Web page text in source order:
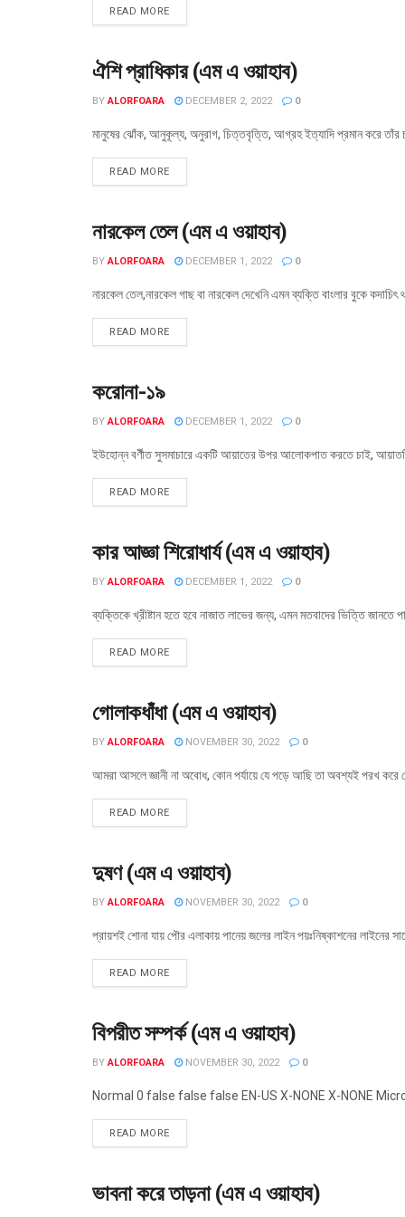
READ MORE
সংখ্যা ২২ (৩০-১১-২০২২)
ঐশি প্রাধিকার (এম এ ওয়াহাব)
BY ALORFOARA DECEMBER 2, 2022 0
মানুষের ঝোঁক, আনুকূল্য, অনুরাগ, চিত্তবৃত্তি, আগ্রহ ইত্যাদি প্রমান করে তাঁর
READ MORE
সংখ্যা ২২ (৩০-১১-২০২২)
নারকেল তেল (এম এ ওয়াহাব)
BY ALORFOARA DECEMBER 1, 2022 0
নারকেল তেল,নারকেল গাছ বা নারকেল দেখেনি এমন ব্যক্তি বাংলার বুকে কদাচিৎ
READ MORE
সংখ্যা ২২ (৩০-১১-২০২২)
করোনা-১৯
BY ALORFOARA DECEMBER 1, 2022 0
ইউহোন্ন বর্ণীত সুসমাচারে একটি আয়াতের উপর আলোকপাত করতে চাই,
READ MORE
সংখ্যা ২২ (৩০-১১-২০২২)
কার আজ্ঞা শিরোধার্য (এম এ ওয়াহাব)
BY ALORFOARA DECEMBER 1, 2022 0
ব্যক্তিকে খ্রীষ্টান হতে হবে নাজাত লাভের জন্য, এমন মতবাদের ভিত্তি জানতে
READ MORE
সংখ্যা ২২ (৩০-১১-২০২২)
গোলাকধাঁধা (এম এ ওয়াহাব)
BY ALORFOARA NOVEMBER 30, 2022 0
আমরা আসলে জ্ঞানী না অবোধ, কোন পর্যায়ে যে পড়ে আছি তা অবশ্যই পরখ করে
READ MORE
সংখ্যা ২২ (৩০-১১-২০২২)
দুষণ (এম এ ওয়াহাব)
BY ALORFOARA NOVEMBER 30, 2022 0
প্রায়শই শোনা যায় পৌর এলাকায় পানেয় জলের লাইন পয়ঃনিষ্কাশনের লাইনের
READ MORE
সংখ্যা ২২ (৩০-১১-২০২২)
বিপরীত সম্পর্ক (এম এ ওয়াহাব)
BY ALORFOARA NOVEMBER 30, 2022 0
Normal 0 false false false EN-US X-NONE X-NONE
READ MORE
সংখ্যা ২২ (৩০-১১-২০২২)
ভাবনা করে তাড়না (এম এ ওয়াহাব)